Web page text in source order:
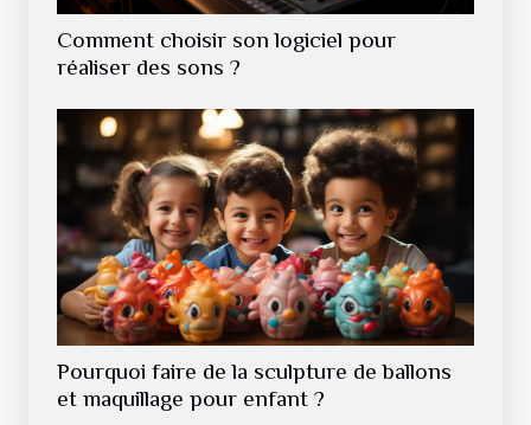
Comment choisir son logiciel pour
réaliser des sons ?
Pourquoi faire de la sculpture de ballons
et maquillage pour enfant ?